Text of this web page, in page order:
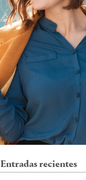
Entradas recientes